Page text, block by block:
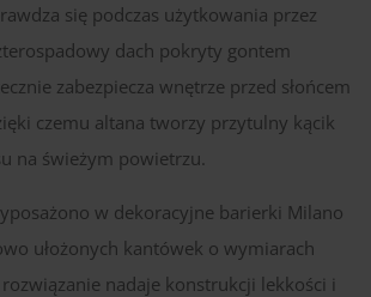
się podczas użytkowania przez
dach pokryty gontem
zabezpiecza wnętrze przed słońcem
czemu altana tworzy przytulny kącik
na świeżym powietrzu.
w dekoracyjne barierki Milano
ułożonych kantówek o wymiarach
nadaje konstrukcji lekkości i